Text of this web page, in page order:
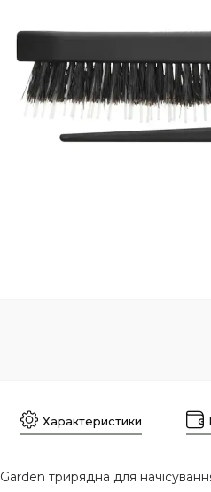
Характеристики
трирядна для